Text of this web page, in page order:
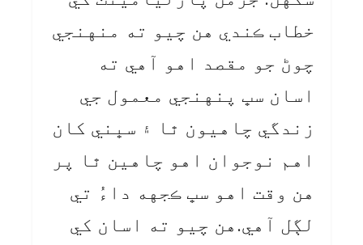
خطاب ڪندي هن چيو ته منهنجي
چوڻ جو مقصد اهو آهي ته
اسان سڀ پنهنجي معمول جي
زندگي چاهيون ٿا ۽ سڀني کان
اهم نوجوان اهو چاهين ٿا پر
هن وقت اهو سڀ ڪجهه داءُ تي
لڳل آهي.هن چيو ته اسان کي